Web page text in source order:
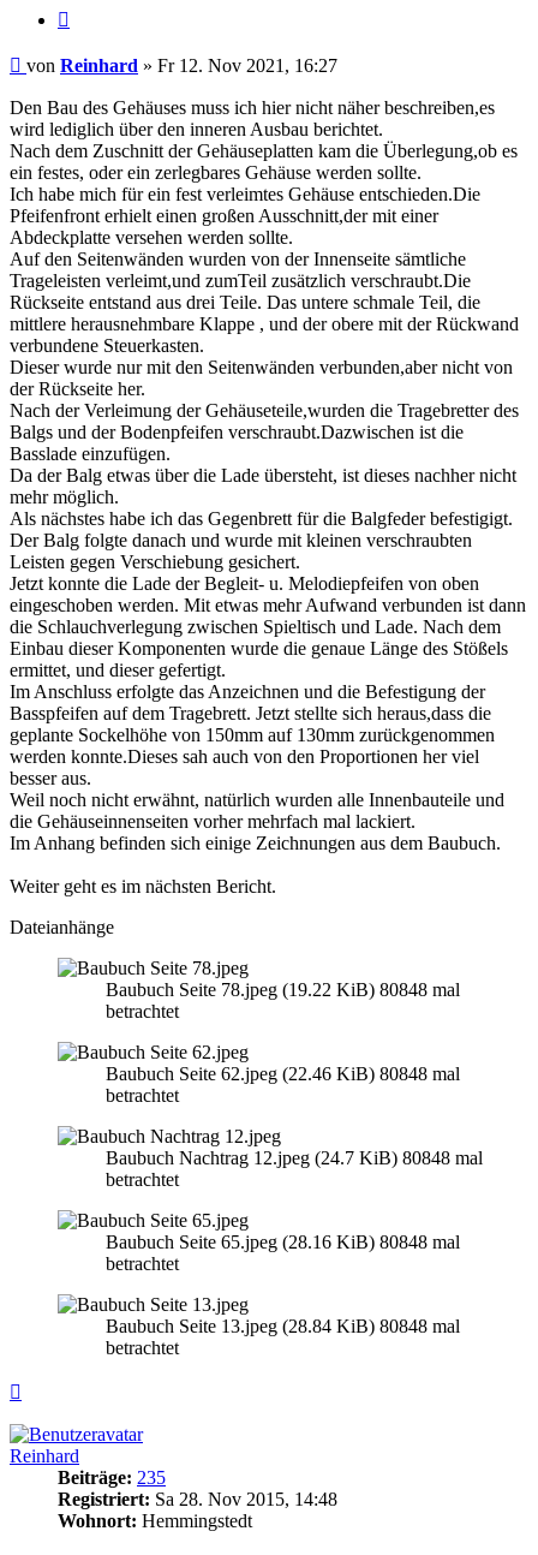
Beitrag
von Reinhard » Fr 12. Nov 2021, 16:27
Den Bau des Gehäuses muss ich hier nicht näher beschreiben,es
wird lediglich über den inneren Ausbau berichtet.
Nach dem Zuschnitt der Gehäuseplatten kam die Überlegung,ob es
ein festes, oder ein zerlegbares Gehäuse werden sollte.
Ich habe mich für ein fest verleimtes Gehäuse entschieden.Die
Pfeifenfront erhielt einen großen Ausschnitt,der mit einer
Abdeckplatte versehen werden sollte.
Auf den Seitenwänden wurden von der Innenseite sämtliche
Trageleisten verleimt,und zumTeil zusätzlich verschraubt.Die
Rückseite entstand aus drei Teile. Das untere schmale Teil, die
mittlere herausnehmbare Klappe , und der obere mit der Rückwand
verbundene Steuerkasten.
Dieser wurde nur mit den Seitenwänden verbunden,aber nicht von
der Rückseite her.
Nach der Verleimung der Gehäuseteile,wurden die Tragebretter des
Balgs und der Bodenpfeifen verschraubt.Dazwischen ist die
Basslade einzufügen.
Da der Balg etwas über die Lade übersteht, ist dieses nachher nicht
mehr möglich.
Als nächstes habe ich das Gegenbrett für die Balgfeder befestigigt.
Der Balg folgte danach und wurde mit kleinen verschraubten
Leisten gegen Verschiebung gesichert.
Jetzt konnte die Lade der Begleit- u. Melodiepfeifen von oben
eingeschoben werden. Mit etwas mehr Aufwand verbunden ist dann
die Schlauchverlegung zwischen Spieltisch und Lade. Nach dem
Einbau dieser Komponenten wurde die genaue Länge des Stößels
ermittet, und dieser gefertigt.
Im Anschluss erfolgte das Anzeichnen und die Befestigung der
Basspfeifen auf dem Tragebrett. Jetzt stellte sich heraus,dass die
geplante Sockelhöhe von 150mm auf 130mm zurückgenommen
werden konnte.Dieses sah auch von den Proportionen her viel
besser aus.
Weil noch nicht erwähnt, natürlich wurden alle Innenbauteile und
die Gehäuseinnenseiten vorher mehrfach mal lackiert.
Im Anhang befinden sich einige Zeichnungen aus dem Baubuch.
Weiter geht es im nächsten Bericht.
Dateianhänge
Baubuch Seite 78.jpeg (19.22 KiB) 80848 mal
betrachtet
Baubuch Seite 62.jpeg (22.46 KiB) 80848 mal
betrachtet
Baubuch Nachtrag 12.jpeg (24.7 KiB) 80848 mal
betrachtet
Baubuch Seite 65.jpeg (28.16 KiB) 80848 mal
betrachtet
Baubuch Seite 13.jpeg (28.84 KiB) 80848 mal
betrachtet
Reinhard
Beiträge: 235
Registriert: Sa 28. Nov 2015, 14:48
Wohnort: Hemmingstedt